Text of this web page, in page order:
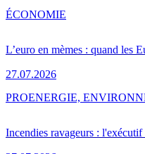
L’euro en mèmes : quand les
27.07.2026
ÉCONOMIE
Incendies ravageurs :
PROENERGIE,